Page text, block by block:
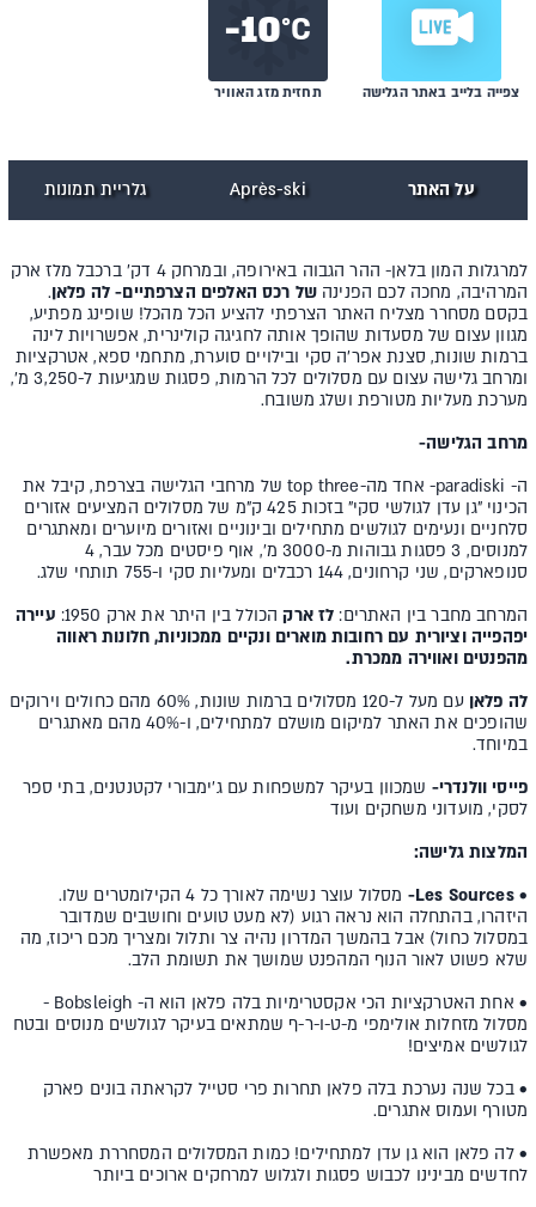
צפייה בלייב באתר הגלישה
C°
10-
תחזית מזג האוויר
על האתר Après-ski גלריית תמונות
למרגלות המון בלאן- ההר הגבוה באירופה, ובמרחק 4 דק' ברכבל מלז ארק
המרהיבה, מחכה לכם הפנינהשל רכס האלפים הצרפתיים- לה פלאן.
בקסם מסחרר מצליח האתר הצרפתי להציע הכל מהכל! שופינג מפתיע,
מגוון עצום של מסעדות שהופך אותה לחגיגה קולינרית, אפשרויות לינה
ברמות שונות, סצנת אפר'ה סקי ובילויים סוערת, מתחמי ספא, אטרקציות
ומרחב גלישה עצום עם מסלולים לכל הרמות, פסגות שמגיעות ל-3,250 מ',
מערכת מעליות מטורפת ושלג משובח.
מרחב הגלישה-
ה- paradiski- אחד מה-top three של מרחבי הגלישה בצרפת, קיבל את
הכינוי "גן עדן לגולשי סקי" בזכות 425 ק"מ של מסלולים המציעים אזורים
סלחניים ונעימים לגולשים מתחילים ובינוניים ואזורים מיוערים ומאתגרים
למנוסים, 3 פסגות גבוהות מ-3000 מ', אוף פיסטים מכל עבר, 4
סנופארקים, שני קרחונים, 144 רכבלים ומעליות סקי ו-755 תותחי שלג.
המרחב מחבר בין האתרים: לז ארקהכולל בין היתר את ארק 1950:
עיירה
יפהפייה וציורית עם רחובות מוארים ונקיים ממכוניות, חלונות ראווה
מהפנטים ואווירה ממכרת.
לה פלאן
עם מעל ל-120 מסלולים ברמות שונות, 60% מהם כחולים וירוקים
שהופכים את האתר למיקום מושלם למתחילים, ו-40% מהם מאתגרים
במיוחד.
פייסי וולנדרי- שמכוון בעיקר למשפחות עם ג'ימבורי לקטנטנים, בתי ספר
לסקי, מועדוני משחקים ועוד
המלצות גלישה:
• Les Sources
-
מסלול עוצר נשימה לאורך כל 4 הקילומטרים שלו.
היזהרו, בהתחלה הוא נראה רגוע (לא מעט טועים וחושבים שמדובר
במסלול כחול) אבל בהמשך המדרון נהיה צר ותלול ומצריך מכם ריכוז, מה
שלא פשוט לאור הנוף המהפנט שמושך את תשומת הלב.
• אחת האטרקציות הכי אקסטרימיות בלה פלאן הוא ה- Bobsleigh -
מסלול מזחלות אולימפי מ-ט-ו-ר-ף שמתאים בעיקר לגולשים מנוסים ובטח
לגולשים אמיצים!
• בכל שנה נערכת בלה פלאן תחרות פרי סטייל לקראתה בונים פארק
מטורף ועמוס אתגרים.
• לה פלאן הוא גן עדן למתחילים! כמות המסלולים המסחררת מאפשרת
לחדשים מבינינו לכבוש פסגות ולגלוש למרחקים ארוכים ביותר